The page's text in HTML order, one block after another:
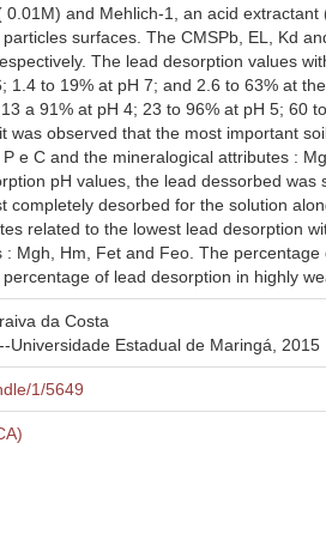
and Mehlich-1, an acid
surfaces. The CMSPb, EL, Kd
The lead desorption values
1.4 to 19% at pH 7; and 2.6 to 63% at
a 91% at pH 4; 23 to 96% at pH 5; 60
was observed that the most important
e C and the mineralogical attributes :
pH values, the lead dessorbed
completely desorbed for the solution
related to the lowest lead desorption
Mgh, Hm, Fet and Feo. The
of lead desorption in highly
da Costa
Universidade Estadual de Maringá, 2015
1/5649